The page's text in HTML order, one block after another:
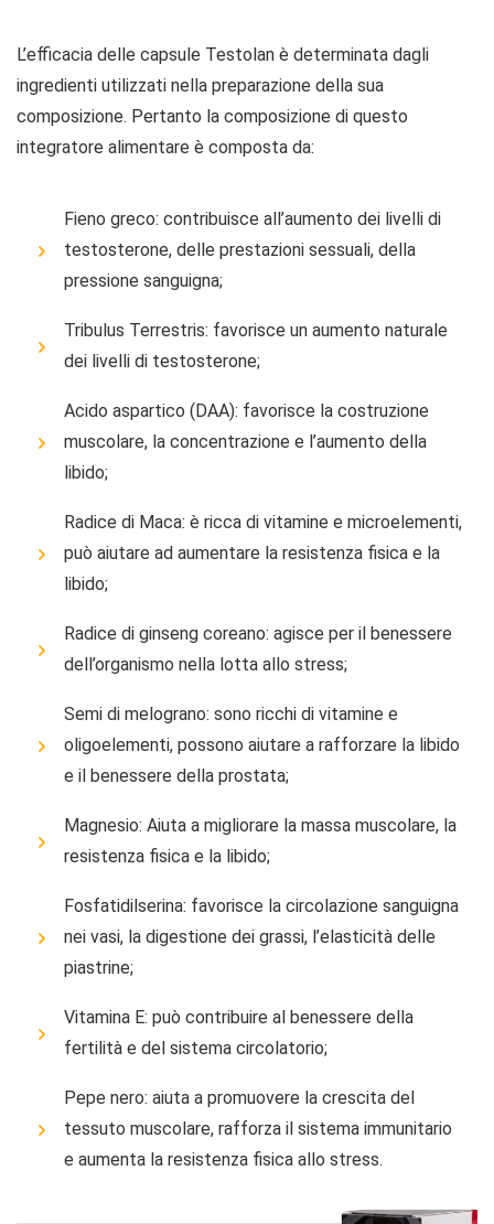
L’efficacia delle capsule Testolan è determinata dagli
ingredienti utilizzati nella preparazione della sua
composizione. Pertanto la composizione di questo
integratore alimentare è composta da:
Fieno greco: contribuisce all’aumento dei livelli di
testosterone, delle prestazioni sessuali, della
pressione sanguigna;
Tribulus Terrestris: favorisce un aumento naturale
dei livelli di testosterone;
Acido aspartico (DAA): favorisce la costruzione
muscolare, la concentrazione e l’aumento della
libido;
Radice di Maca: è ricca di vitamine e microelementi,
può aiutare ad aumentare la resistenza fisica e la
libido;
Radice di ginseng coreano: agisce per il benessere
dell’organismo nella lotta allo stress;
Semi di melograno: sono ricchi di vitamine e
oligoelementi, possono aiutare a rafforzare la libido
e il benessere della prostata;
Magnesio: Aiuta a migliorare la massa muscolare, la
resistenza fisica e la libido;
Fosfatidilserina: favorisce la circolazione sanguigna
nei vasi, la digestione dei grassi, l’elasticità delle
piastrine;
Vitamina E: può contribuire al benessere della
fertilità e del sistema circolatorio;
Pepe nero: aiuta a promuovere la crescita del
tessuto muscolare, rafforza il sistema immunitario
e aumenta la resistenza fisica allo stress.